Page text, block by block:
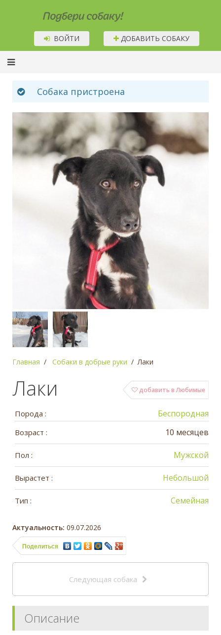
Подбери собаку!
ВОЙТИ ДОБАВИТЬ СОБАКУ
Собака пристроена
Главная Собаки в добрые руки Лаки
добавить в Любимые
Лаки
Порода : Беспородная
Возраст : 10 месяцев
Пол : Мужской
Вырастет : Небольшой
Тип : Семейная
Актуальность: 09.07.2026
Поделиться
Следующая собака
Описание